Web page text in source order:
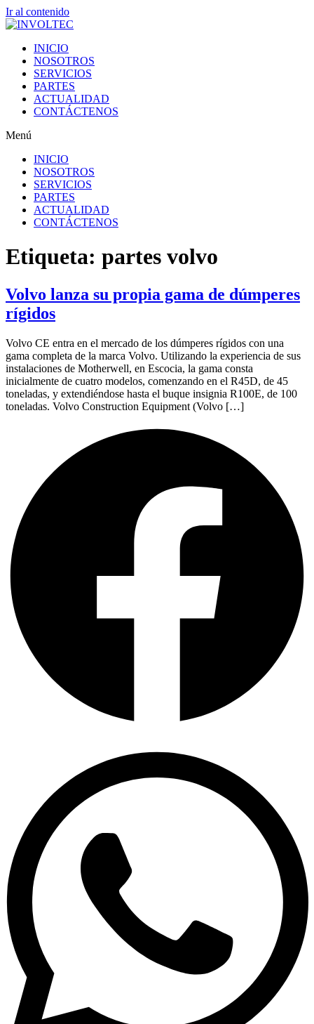
Ir al contenido
INICIO
NOSOTROS
SERVICIOS
PARTES
ACTUALIDAD
CONTÁCTENOS
Menú
INICIO
NOSOTROS
SERVICIOS
PARTES
ACTUALIDAD
CONTÁCTENOS
Etiqueta: partes volvo
Volvo lanza su propia gama de dúmperes
rígidos
Volvo CE entra en el mercado de los dúmperes rígidos con una
gama completa de la marca Volvo. Utilizando la experiencia de sus
instalaciones de Motherwell, en Escocia, la gama consta
inicialmente de cuatro modelos, comenzando en el R45D, de 45
toneladas, y extendiéndose hasta el buque insignia R100E, de 100
toneladas. Volvo Construction Equipment (Volvo […]